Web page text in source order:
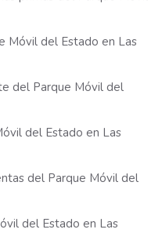
Móvil del Estado en Las
del Parque Móvil del
del Estado en Las
del Parque Móvil del
del Estado en Las